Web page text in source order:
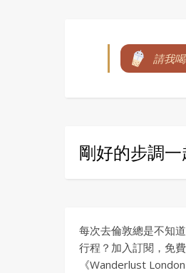
請我
剛好的步調
每次去倫敦總是不知
行程？加入訂閱，免
《Wanderlust